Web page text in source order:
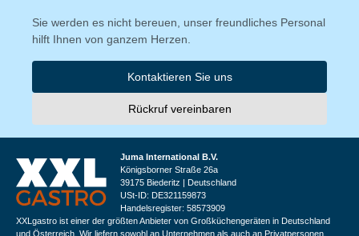
Sie werden es nicht bereuen, unser freundliches Personal
hilft Ihnen von ganzem Herzen.
Kontaktieren Sie uns
Rückruf vereinbaren
Juma International B.V.
Königsborner Straße 26a
39175 Biederitz | Deutschland
USt-ID: DE321159873
Handelsregister: 58573909
XXLgastro ist einer der größten Anbieter von Großküchengeräten in Deutschland
und Österreich. Wir liefern sowohl an Unternehmen als auch an Privatpersonen.